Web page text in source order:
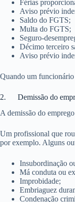
Férias
Aviso prévio
Saldo do FGTS;
Multa do FGTS;
Seguro-
Décimo terceiro
Aviso prévio
Quando um funcionário
2. Demissão do
A demissão do
Um profissional que
por exemplo. Alguns
Insubordinação
Má conduta ou
Improbidade;
Embriaguez
Condenação